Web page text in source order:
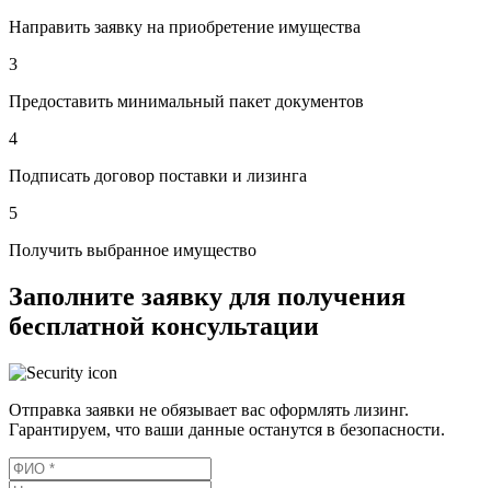
Направить заявку на приобретение имущества
3
Предоставить минимальный пакет документов
4
Подписать договор поставки и лизинга
5
Получить выбранное имущество
Заполните заявку для получения
бесплатной консультации
Отправка заявки не обязывает вас оформлять лизинг.
Гарантируем, что ваши данные останутся в безопасности.